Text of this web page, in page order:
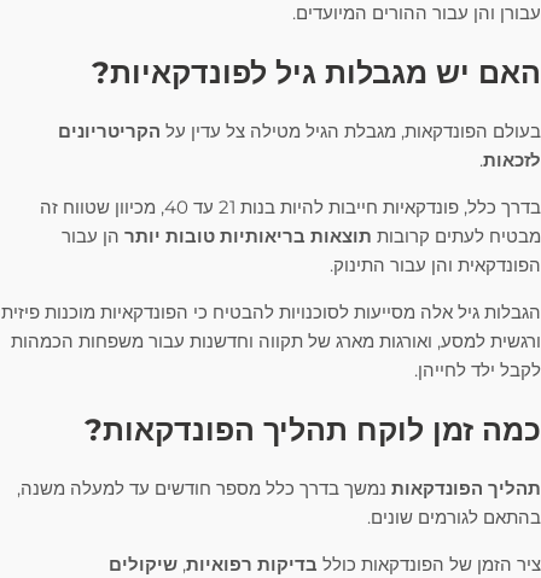
עבורן והן עבור ההורים המיועדים.
האם יש מגבלות גיל לפונדקאיות?
בעולם הפונדקאות, מגבלת הגיל מטילה צל עדין על הקריטריונים
לזכאות.
בדרך כלל, פונדקאיות חייבות להיות בנות 21 עד 40, מכיוון שטווח זה
מבטיח לעתים קרובות תוצאות בריאותיות טובות יותר הן עבור
הפונדקאית והן עבור התינוק.
הגבלות גיל אלה מסייעות לסוכנויות להבטיח כי הפונדקאיות מוכנות פיזית
ורגשית למסע, ואורגות מארג של תקווה וחדשנות עבור משפחות הכמהות
לקבל ילד לחייהן.
כמה זמן לוקח תהליך הפונדקאות?
תהליך הפונדקאות נמשך בדרך כלל מספר חודשים עד למעלה משנה,
בהתאם לגורמים שונים.
ציר הזמן של הפונדקאות כולל בדיקות רפואיות, שיקולים